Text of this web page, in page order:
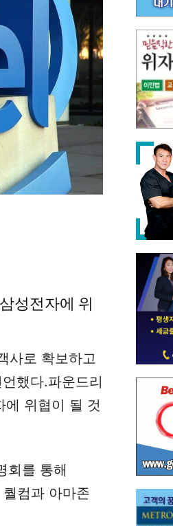
성전자에 위
사로 확보하고
했다.파운드리
위협이 될 것
회를 통해
컴과 아마존